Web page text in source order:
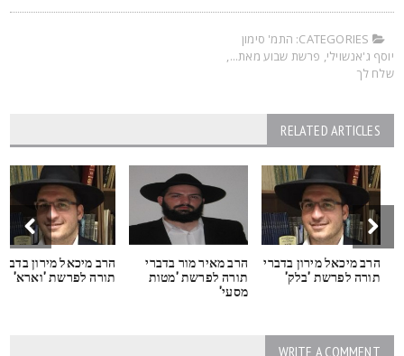
CATEGORIES:
התמ' סימון
ג'אנשוילי,פרשת שבוע מאת...,
לך
RELATED ARTICLES
הרב מיכאל מירון בדברי
תורה לפרשת 'בלק'
הרב מאיר מור בדברי
תורה לפרשת 'מטות
מסעי'
הרב מיכאל מירון בדברי
תורה לפרשת 'וארא'
WRITE A COMMENT